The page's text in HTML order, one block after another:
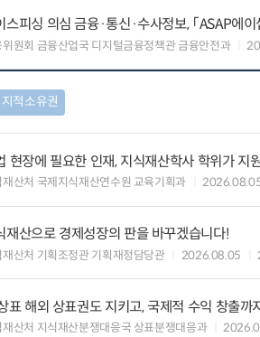
스피싱 의심 금융·통신·수사정보, 「ASAP에
위원회 금융산업국 디지털금융정책관 금융안전과
지적소유권
현장에 필요한 인재, 지식재산학사 학위가 지
재산처 국제지식재산연수원 교육기획과
재산으로 경제성장의 판을 바꾸겠습니다!
재산처 기획조정관 기획재정담당관 2026.08.05
표 해외 상표권도 지키고, 국제적 수익 창출까
재산처 지식재산분쟁대응국 상표분쟁대응과